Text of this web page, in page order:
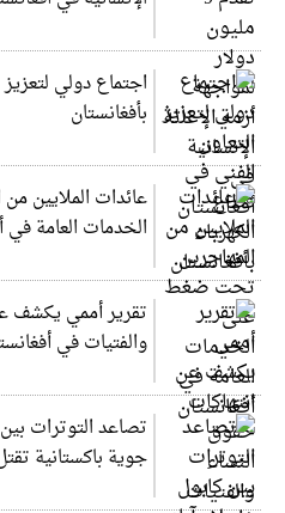
اجتماع دولي
بأفغانستان
عائدات الملايين
الخدمات العامة في
تقرير أممي يكشف
والفتيات في
تصاعد التوترات
جوية باكستانية